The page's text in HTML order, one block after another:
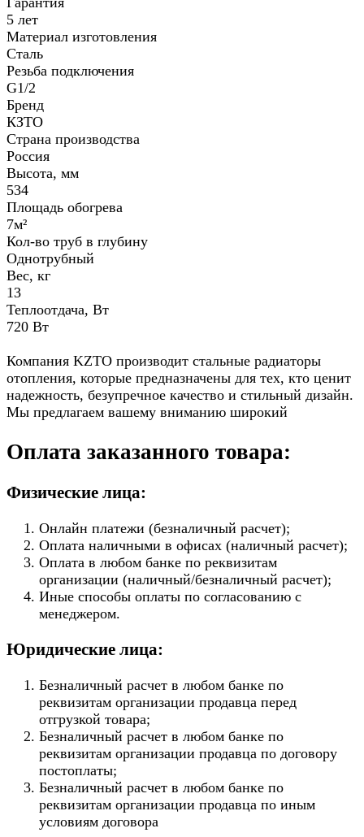
5 лет
Материал изготовления
Сталь
Резьба подключения
G1/2
Бренд
КЗТО
Страна производства
Россия
Высота, мм
534
Площадь обогрева
7м²
Кол-во труб в глубину
Однотрубный
Вес, кг
13
Теплоотдача, Вт
720 Вт
Компания KZTO производит стальные радиаторы
отопления, которые предназначены для тех, кто ценит
надежность, безупречное качество и стильный дизайн.
Мы предлагаем вашему вниманию широкий
Оплата заказанного товара:
Физические лица:
Онлайн платежи (безналичный расчет);
Оплата наличными в офисах (наличный расчет);
Оплата в любом банке по реквизитам
организации (наличный/безналичный расчет);
Иные способы оплаты по согласованию с
менеджером.
Юридические лица:
Безналичный расчет в любом банке по
реквизитам организации продавца перед
отгрузкой товара;
Безналичный расчет в любом банке по
реквизитам организации продавца по договору
постоплаты;
Безналичный расчет в любом банке по
реквизитам организации продавца по иным
условиям договора